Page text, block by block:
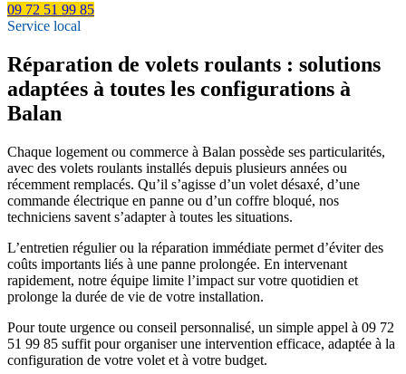
09 72 51 99 85
Service local
Réparation de volets roulants : solutions
adaptées à toutes les configurations à
Balan
Chaque logement ou commerce à Balan possède ses particularités,
avec des volets roulants installés depuis plusieurs années ou
récemment remplacés. Qu’il s’agisse d’un volet désaxé, d’une
commande électrique en panne ou d’un coffre bloqué, nos
techniciens savent s’adapter à toutes les situations.
L’entretien régulier ou la réparation immédiate permet d’éviter des
coûts importants liés à une panne prolongée. En intervenant
rapidement, notre équipe limite l’impact sur votre quotidien et
prolonge la durée de vie de votre installation.
Pour toute urgence ou conseil personnalisé, un simple appel à 09 72
51 99 85 suffit pour organiser une intervention efficace, adaptée à la
configuration de votre volet et à votre budget.